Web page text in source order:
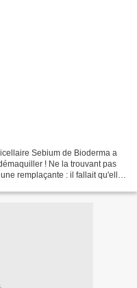
Sebium de Bioderma a
! Ne la trouvant pas
remplaçante : il fallait qu'elle